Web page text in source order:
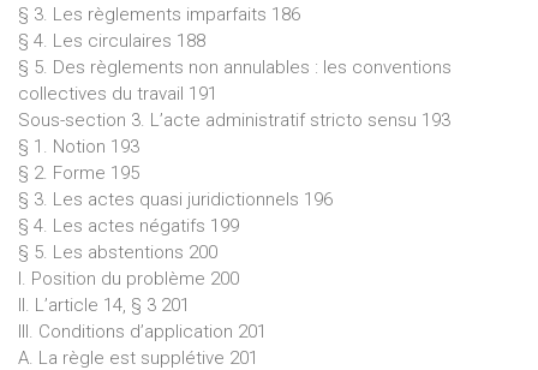
§ 3. Les règlements imparfaits 186
§ 4. Les circulaires 188
§ 5. Des règlements non annulables : les conventions
collectives du travail 191
Sous-section 3. L’acte administratif stricto sensu 193
§ 1. Notion 193
§ 2. Forme 195
§ 3. Les actes quasi juridictionnels 196
§ 4. Les actes négatifs 199
§ 5. Les abstentions 200
I. Position du problème 200
II. L’article 14, § 3 201
III. Conditions d’application 201
A. La règle est supplétive 201